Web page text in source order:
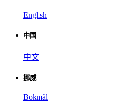
English
中国
中文
挪威
Bokmål